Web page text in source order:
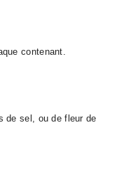
contenant.
de sel, ou de fleur de